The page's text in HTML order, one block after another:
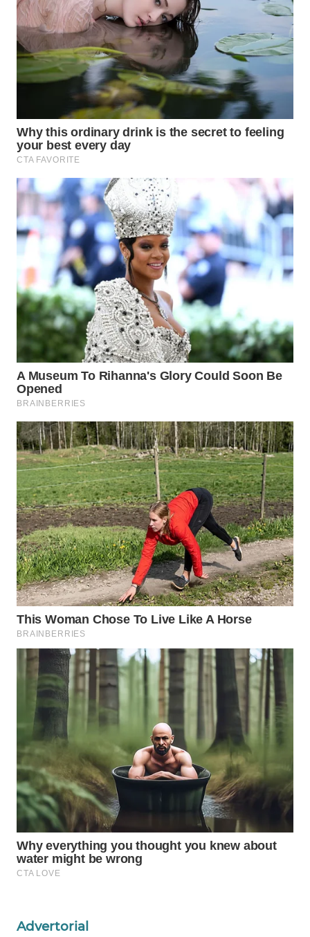
Advertorial
WN
MANDALIKA
WN
LIKUPANG
WN
LABUANBAJO
BORNEO
Wahana
Media
Group
WAHANA
NEWS
WAHANA
TANI
WAHANA
ADVOKAT
WAHANA
INFRASTRUKTUR
WAHANA
KONSUMEN
WAHANA
LISTRIK
WAHANA
TRAVEL
WAHANA
TV
WAHANANEWS
ID
WAHANANEWS
CO ID
WAHANANEWS
NET
WAHANA
SPORT